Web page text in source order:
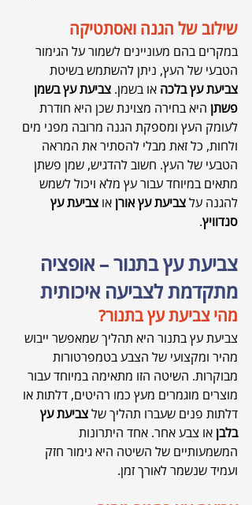
שילוב של הגנה ואסתטיקה
במקרים בהם מעוניינים לשמור על הגימור
הטבעי של העץ, ניתן להשתמש בשיטת
צביעת עץ בלכה או בשמן. צביעת עץ בשמן
פשתן היא בחירה מצוינת שכן היא חודרת
לעומק העץ ומספקת הגנה מרובה מפני מים
ולחות, כל זאת מבלי להסתיר את המראה
הטבעי של העץ. חשוב להדגיש, שמן פשתן
מתאים במיוחד עבור עץ מלא ויכול לשמש
להגנה על צביעת עץ אורן או צביעת עץ
סנדוויץ.
צביעת עץ בתנור – אופציה
מתקדמת לצביעה איכותית
מהי צביעת עץ בתנור?
צביעת עץ בתנור היא תהליך שמאפשר ייבוש
מהיר ומקצועי של הצבע בטמפרטורות
מבוקרות. השיטה הזו מתאימה במיוחד עבור
מוצרים מוגמרים מעץ כמו רהיטים, דלתות או
דלתות פנים שעברו תהליך של צביעת עץ
בלבן או צבע אחר. אחד היתרונות
המשמעותיים של השיטה היא גימור חזק
ועמיד שנשמר לאורך זמן.